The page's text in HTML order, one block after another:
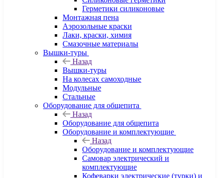
Герметики силиконовые
Монтажная пена
Аэрозольные краски
Лаки, краски, химия
Смазочные материалы
Вышки-туры
Назад
Вышки-туры
На колесах самоходные
Модульные
Стальные
Оборудование для общепита
Назад
Оборудование для общепита
Оборудование и комплектующие
Назад
Оборудование и комплектующие
Самовар электрический и
комплектующие
Кофеварки электрические (турки) и